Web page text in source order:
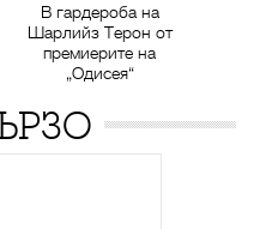
В гардероба на
Шарлийз Терон от
премиерите на
„Одисея“